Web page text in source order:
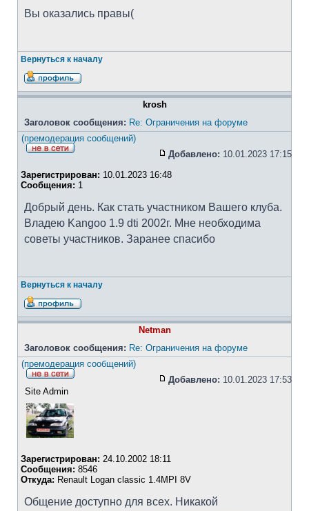
Вы оказались правы(
Вернуться к началу
krosh
Заголовок сообщения: Re: Ограничения на форуме
(премодерация сообщений)
Добавлено: 10.01.2023 17:15
Зарегистрирован: 10.01.2023 16:48
Сообщения: 1
Добрый день. Как стать участником Вашего клуба.
Владею Kangoo 1.9 dti 2002г. Мне необходима
советы участников. Заранее спасибо
Вернуться к началу
Netman
Заголовок сообщения: Re: Ограничения на форуме
(премодерация сообщений)
Добавлено: 10.01.2023 17:53
Site Admin
Зарегистрирован: 24.10.2002 18:11
Сообщения: 8546
Откуда: Renault Logan classic 1.4MPI 8V
Общение доступно для всех. Никакой